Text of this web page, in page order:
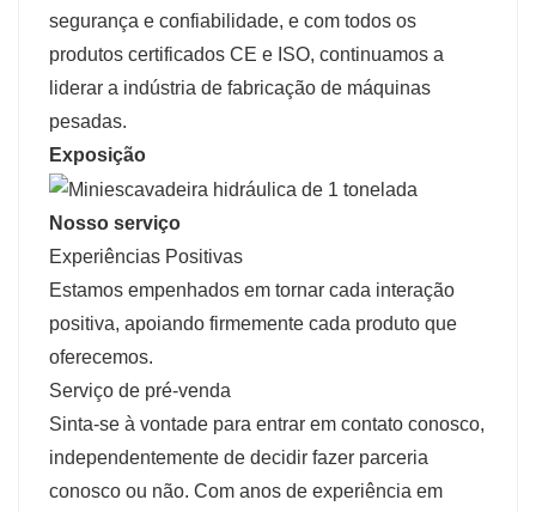
segurança e confiabilidade, e com todos os
produtos certificados CE e ISO, continuamos a
liderar a indústria de fabricação de máquinas
pesadas.
Exposição
Nosso serviço
Experiências Positivas
Estamos empenhados em tornar cada interação
positiva, apoiando firmemente cada produto que
oferecemos.
Serviço de pré-venda
Sinta-se à vontade para entrar em contato conosco,
independentemente de decidir fazer parceria
conosco ou não. Com anos de experiência em